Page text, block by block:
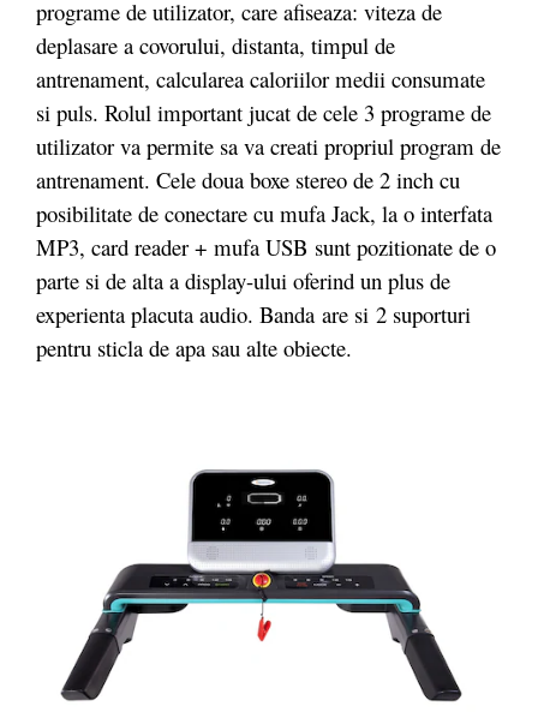
programe de utilizator, care afiseaza: viteza de
deplasare a covorului, distanta, timpul de
antrenament, calcularea caloriilor medii consumate
si puls. Rolul important jucat de cele 3 programe de
utilizator va permite sa va creati propriul program de
antrenament. Cele doua boxe stereo de 2 inch cu
posibilitate de conectare cu mufa Jack, la o interfata
MP3, card reader + mufa USB sunt pozitionate de o
parte si de alta a display-ului oferind un plus de
experienta placuta audio. Banda are si 2 suporturi
pentru sticla de apa sau alte obiecte.